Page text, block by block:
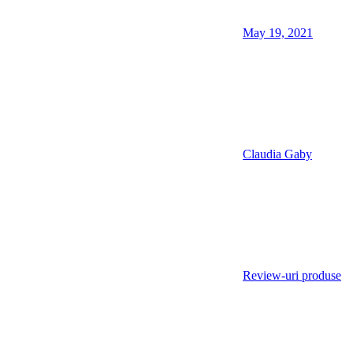
May 19, 2021
Claudia Gaby
Review-uri produse